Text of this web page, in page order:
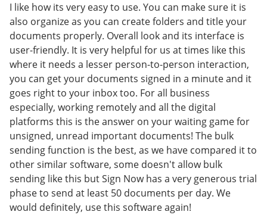
I like how its very easy to use. You can make sure it is
also organize as you can create folders and title your
documents properly. Overall look and its interface is
user-friendly. It is very helpful for us at times like this
where it needs a lesser person-to-person interaction,
you can get your documents signed in a minute and it
goes right to your inbox too. For all business
especially, working remotely and all the digital
platforms this is the answer on your waiting game for
unsigned, unread important documents! The bulk
sending function is the best, as we have compared it to
other similar software, some doesn't allow bulk
sending like this but Sign Now has a very generous trial
phase to send at least 50 documents per day. We
would definitely, use this software again!
Leer revisión completa
developers did a great job thinking about the end user
and functionality.
Leer revisión completa